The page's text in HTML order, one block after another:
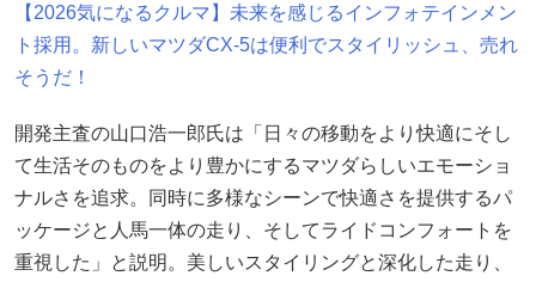
【2026気になるクルマ】未来を感じるインフォテインメン
ト採用。新しいマツダCX-5は便利でスタイリッシュ、売れ
そうだ！
開発主査の山口浩一郎氏は「日々の移動をより快適にそし
て生活そのものをより豊かにするマツダらしいエモーショ
ナルさを追求。同時に多様なシーンで快適さを提供するパ
ッケージと人馬一体の走り、そしてライドコンフォートを
重視した」と説明。美しいスタイリングと深化した走り、